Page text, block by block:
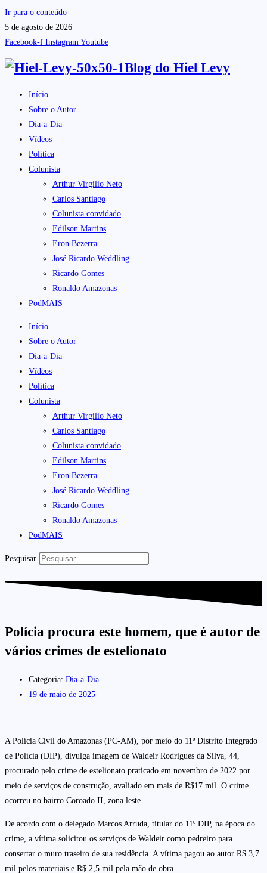
Ir para o conteúdo
5 de agosto de 2026
Facebook-f Instagram Youtube
Blog do Hiel Levy
Início
Sobre o Autor
Dia-a-Dia
Vídeos
Política
Colunista
Arthur Virgílio Neto
Carlos Santiago
Colunista convidado
Edilson Martins
Eron Bezerra
José Ricardo Weddling
Ricardo Gomes
Ronaldo Amazonas
PodMAIS
Início
Sobre o Autor
Dia-a-Dia
Vídeos
Política
Colunista
Arthur Virgílio Neto
Carlos Santiago
Colunista convidado
Edilson Martins
Eron Bezerra
José Ricardo Weddling
Ricardo Gomes
Ronaldo Amazonas
PodMAIS
Pesquisar
Polícia procura este homem, que é autor de
vários crimes de estelionato
Categoria: Dia-a-Dia
19 de maio de 2025
A Polícia Civil do Amazonas (PC-AM), por meio do 11º Distrito Integrado
de Polícia (DIP), divulga imagem de Waldeir Rodrigues da Silva, 44,
procurado pelo crime de estelionato praticado em novembro de 2022 por
meio de serviços de construção, avaliado em mais de R$17 mil. O crime
ocorreu no bairro Coroado II, zona leste.
De acordo com o delegado Marcos Arruda, titular do 11º DIP, na época do
crime, a vítima solicitou os serviços de Waldeir como pedreiro para
consertar o muro traseiro de sua residência. A vítima pagou ao autor R$ 3,7
mil pelos materiais e R$ 2,5 mil pela mão de obra.